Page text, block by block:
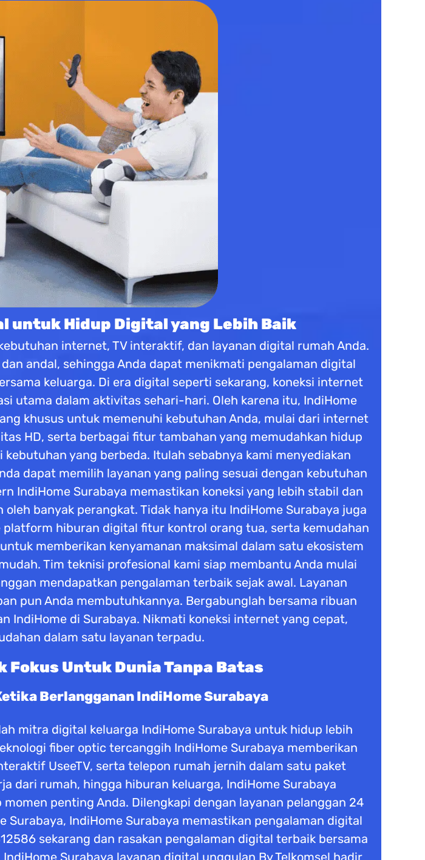
untuk Hidup Digital yang Lebih Baik
internet, TV interaktif, dan layanan digital rumah Anda.
andal, sehingga Anda dapat menikmati pengalaman digital
keluarga. Di era digital seperti sekarang, koneksi internet
utama dalam aktivitas sehari-hari. Oleh karena itu, IndiHome
khusus untuk memenuhi kebutuhan Anda, mulai dari internet
HD, serta berbagai fitur tambahan yang memudahkan hidup
yang berbeda. Itulah sebabnya kami menyediakan
dapat memilih layanan yang paling sesuai dengan kebutuhan
IndiHome Surabaya memastikan koneksi yang lebih stabil dan
banyak perangkat. Tidak hanya itu IndiHome Surabaya juga
hiburan digital fitur kontrol orang tua, serta kemudahan
memberikan kenyamanan maksimal dalam satu ekosistem
Tim teknisi profesional kami siap membantu Anda mulai
mendapatkan pengalaman terbaik sejak awal. Layanan
pun Anda membutuhkannya. Bergabunglah bersama ribuan
IndiHome di Surabaya. Nikmati koneksi internet yang cepat,
dalam satu layanan terpadu.
Fokus Untuk Dunia Tanpa Batas
Berlangganan IndiHome Surabaya
mitra digital keluarga IndiHome Surabaya untuk hidup lebih
fiber optic tercanggih IndiHome Surabaya memberikan
UseeTV, serta telepon rumah jernih dalam satu paket
dari rumah, hingga hiburan keluarga, IndiHome Surabaya
penting Anda. Dilengkapi dengan layanan pelanggan 24
IndiHome Surabaya memastikan pengalaman digital
sekarang dan rasakan pengalaman digital terbaik bersama
Surabaya layanan digital unggulan By Telkomsel hadir